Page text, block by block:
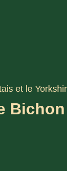
et le